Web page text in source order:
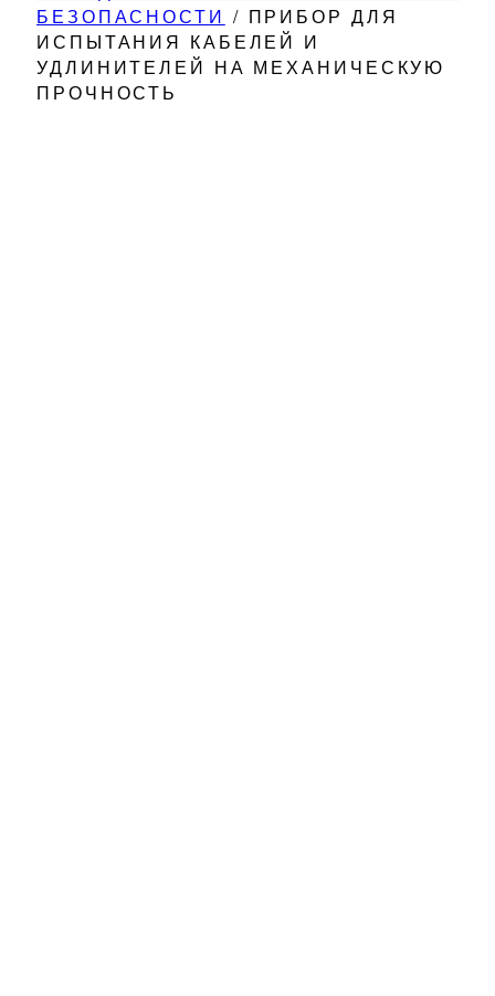
БЕЗОПАСНОСТИ / ПРИБОР ДЛЯ
ИСПЫТАНИЯ КАБЕЛЕЙ И
УДЛИНИТЕЛЕЙ НА МЕХАНИЧЕСКУЮ
ПРОЧНОСТЬ